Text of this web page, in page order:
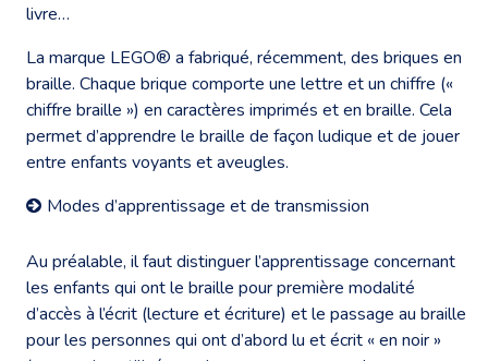
livre…
La marque LEGO® a fabriqué, récemment, des briques en
braille. Chaque brique comporte une lettre et un chiffre («
chiffre braille ») en caractères imprimés et en braille. Cela
permet d’apprendre le braille de façon ludique et de jouer
entre enfants voyants et aveugles.
Modes d’apprentissage et de transmission
Au préalable, il faut distinguer l’apprentissage concernant
les enfants qui ont le braille pour première modalité
d’accès à l’écrit (lecture et écriture) et le passage au braille
pour les personnes qui ont d’abord lu et écrit « en noir »